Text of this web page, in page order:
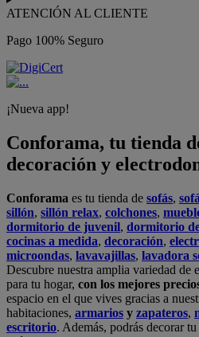
ATENCIÓN AL CLIENTE
Pago 100% Seguro
¡Nueva app!
Conforama, tu tienda
decoración y
Conforama es tu tienda de sofás,
sillón, sillón relax, colchones,
dormitorio de juvenil, dormitorio
cocinas a medida, decoración,
microondas, lavavajillas, lavadora
Descubre nuestra amplia variedad de
para tu hogar, con los mejores
espacio en el que vives gracias a
habitaciones, armarios y zapateros,
escritorio. Además, podrás decorar